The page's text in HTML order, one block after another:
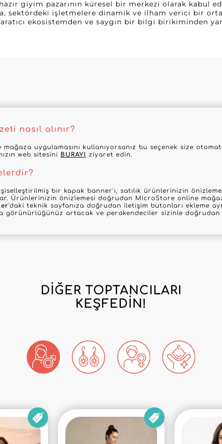
giyim pazarının küresel bir merkezi olarak kabul
sektördeki işletmelere dinamik ve ilham verici bir
ekosistemden ve saygın bir bilgi birikiminden
nasıl alınır?
uygulamasını kullanıyorsanız bu seçenek size
web sitesini BURAYI ziyaret edin.
bir kapak banner'ı, satılık ürünlerinizin
Ürünlerinizin önizlemesi doğrudan MicroStore online
'daki teknik sayfanıza doğrudan iletişim butonları ekleme
görünürlüğünüz artacak ve perakendeciler sizinle doğrudan
DIĞER TOPTANCILARI
KEŞFEDIN!